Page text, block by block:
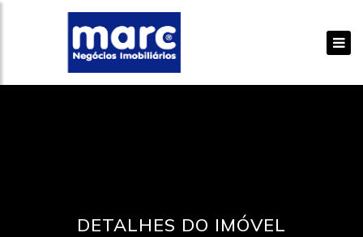
DETALHES DO IMÓVEL